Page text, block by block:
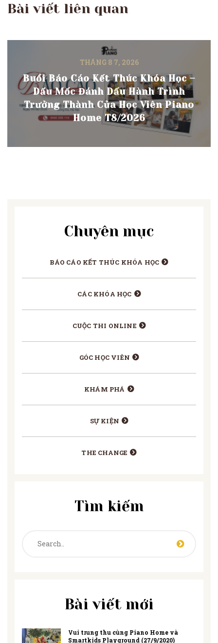
Bài viết liên quan
THÁNG 8 7, 2026
Buổi Báo Cáo Kết Thúc Khóa Học –
Dấu Mốc Đánh Dấu Hành Trình
Trưởng Thành Của Học Viên Piano
Home T8/2026
Chuyên mục
BÁO CÁO KẾT THÚC KHÓA HỌC
CÁC KHÓA HỌC
CUỘC THI ONLINE
GÓC HỌC VIÊN
KHÁM PHÁ
SỰ KIỆN
THE CHANGE
Tìm kiếm
Bài viết mới
Vui trung thu cùng Piano Home và
Smartkids Playground (27/9/2020)